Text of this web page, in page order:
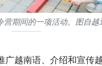
营期间的一项活动。图自越
越南语、介绍和宣传